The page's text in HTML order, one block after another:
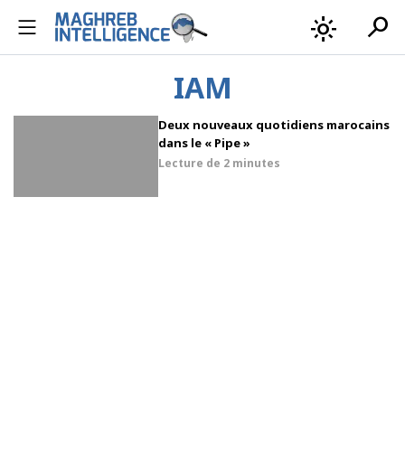
light_mode search
IAM
Deux nouveaux quotidiens marocains
dans le « Pipe »
Lecture de 2 minutes